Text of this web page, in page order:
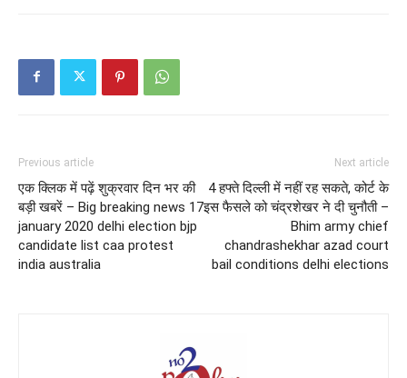
Previous article
एक क्लिक में पढ़ें शुक्रवार दिन भर की
बड़ी खबरें – Big breaking news 17
january 2020 delhi election bjp
candidate list caa protest
india australia
Next article
4 हफ्ते दिल्ली में नहीं रह सकते, कोर्ट के
इस फैसले को चंद्रशेखर ने दी चुनौती –
Bhim army chief
chandrashekhar azad court
bail conditions delhi elections